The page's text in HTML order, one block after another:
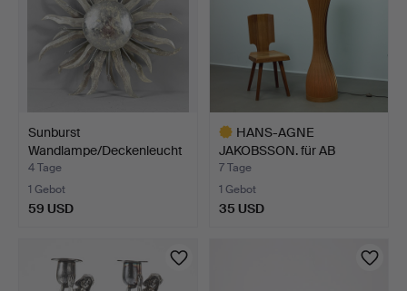
Sunburst
Wandlampe/Deckenleucht
e.
4 Tage
1 Gebot
59 USD
HANS-AGNE
JAKOBSSON. für AB
Markaryd. Steh…
7 Tage
1 Gebot
35 USD